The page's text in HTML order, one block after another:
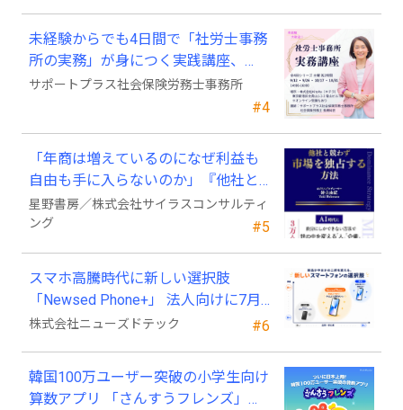
#4
未経験からでも4日間で「社労士事務
所の実務」が身につく実践講座、
2026年9月開講
サポートプラス社会保険労務士事務所
#5
「年商は増えているのになぜ利益も
自由も手に入らないのか」『他社と
競わず 市場を独占する方法』発売
星野書房／株式会社サイラスコンサルティ
ング
#6
スマホ高騰時代に新しい選択肢
「Newsed Phone+」 法人向けに7月
23日から販売開始
株式会社ニューズドテック
韓国100万ユーザー突破の小学生向け
算数アプリ 「さんすうフレンズ」、